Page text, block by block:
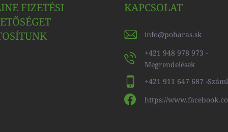
FIZETÉSI
KAPCSOLAT
info@poharas.sk
+421 948 978 973 -
Megrendelések
+421 911 647 687 -
https://